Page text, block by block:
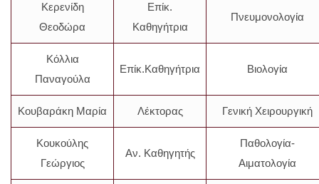
Κερενίδη
Θεοδώρα
Επίκ.
Καθηγήτρια
Πνευμονολογία
Κόλλια
Παναγούλα
Επίκ.Καθηγήτρια Βιολογία
Κουβαράκη Μαρία Λέκτορας Γενική Χειρουργική
Κουκούλης
Γεώργιος
Αν. Καθηγητής
Παθολογία-
Αιματολογία